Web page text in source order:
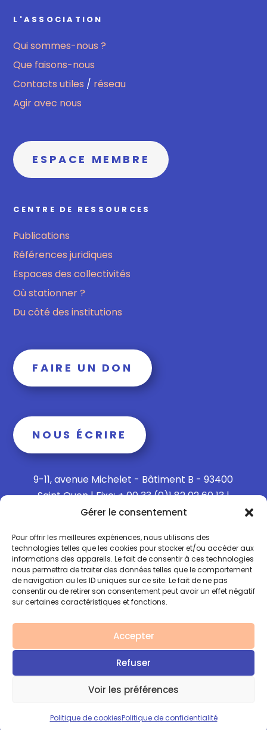
Gérer le consentement
Pour offrir les meilleures expériences, nous utilisons des
technologies telles que les cookies pour stocker et/ou accéder aux
informations des appareils. Le fait de consentir à ces technologies
nous permettra de traiter des données telles que le comportement
de navigation ou les ID uniques sur ce site. Le fait de ne pas
consentir ou de retirer son consentement peut avoir un effet négatif
sur certaines caractéristiques et fonctions.
Accepter
Refuser
Voir les préférences
Politique de cookiesPolitique de confidentialité
L'ASSOCIATION
Qui sommes-nous ?
Que faisons-nous
Contacts utiles / réseau
Agir avec nous
ESPACE MEMBRE
CENTRE DE RESSOURCES
Publications
Références juridiques
Espaces des collectivités
Où stationner ?
Du côté des institutions
FAIRE UN DON
NOUS ÉCRIRE
9-11, avenue Michelet - Bâtiment B - 93400
Saint Ouen | Fixe: + 00 33 (0)1 82 02 60 13 |
Mobile: + 00 33 (0)6 15 73 65 40
Politique de confidentialité
Politique de Cookies
Mentions légales
Copyright © 2026 ANGVC
Site réalisé avec ♥️ par l'agenceRouge le fil